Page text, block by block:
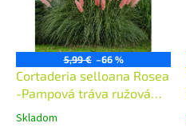
5,99 € –66 %
Cortaderia selloana Rosea
-Pampová tráva ružová
7x7
Skladom